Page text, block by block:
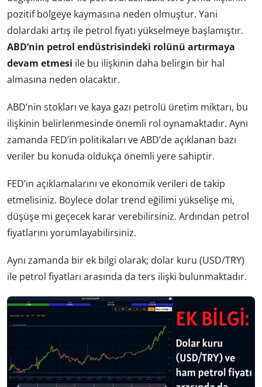
pozitif bölgeye kaymasına neden olmuştur. Yani
dolardaki artış ile petrol fiyatı yükselmeye başlamıştır.
ABD’nin petrol endüstrisindeki rolünü artırmaya
devam etmesi ile bu ilişkinin daha belirgin bir hal
almasına neden olacaktır.
ABD’nin stokları ve kaya gazı petrolü üretim miktarı, bu
ilişkinin belirlenmesinde önemli rol oynamaktadır. Aynı
zamanda FED’in politikaları ve ABD’de açıklanan bazı
veriler bu konuda oldukça önemli yere sahiptir.
FED’in açıklamalarını ve ekonomik verileri de takip
etmelisiniz. Böylece dolar trend eğilimi yükselişe mi,
düşüşe mi geçecek karar verebilirsiniz. Ardından petrol
fiyatlarını yorumlayabilirsiniz.
Aynı zamanda bir ek bilgi olarak; dolar kuru (USD/TRY)
ile petrol fiyatları arasında da ters ilişki bulunmaktadır.